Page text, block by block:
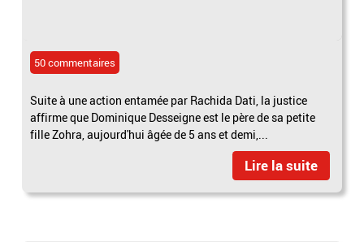
50 commentaires
Suite à une action entamée par Rachida Dati, la justice
affirme que Dominique Desseigne est le père de sa petite
fille Zohra, aujourd'hui âgée de 5 ans et demi,...
Lire la suite